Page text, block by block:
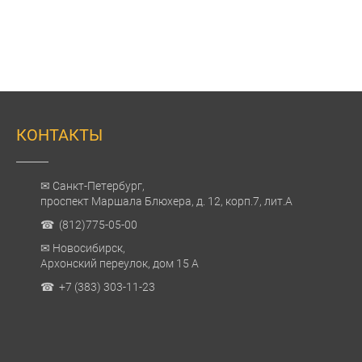
КОНТАКТЫ
✉ Санкт-Петербург,
проспект Маршала Блюхера, д. 12, корп.7, лит.А
☎ (812)775-05-00
✉ Новосибирск,
Архонский переулок, дом 15 А
☎ +7 (383) 303-11-23